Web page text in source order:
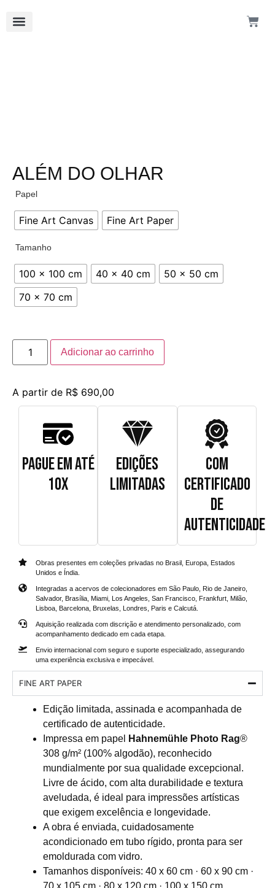
ALÉM DO OLHAR
Papel
Fine Art Canvas Fine Art Paper
Tamanho
100 x 100 cm 40 x 40 cm
50 x 50 cm
70 x 70 cm
Adicionar ao carrinho
A partir de R$ 690,00
PAGUE EM ATÉ
10X
EDIÇÕES
LIMITADAS
COM
CERTIFICADO
DE
AUTENTICIDADE
Obras presentes em coleções privadas no Brasil, Europa, Estados
Unidos e Índia.
Integradas a acervos de colecionadores em São Paulo, Rio de Janeiro,
Salvador, Brasília, Miami, Los Angeles, San Francisco, Frankfurt, Milão,
Lisboa, Barcelona, Bruxelas, Londres, Paris e Calcutá.
Aquisição realizada com discrição e atendimento personalizado, com
acompanhamento dedicado em cada etapa.
Envio internacional com seguro e suporte especializado, assegurando
uma experiência exclusiva e impecável.
FINE ART PAPER
Edição limitada, assinada e acompanhada de
certificado de autenticidade.
Impressa em papel
Hahnemühle Photo Rag®
308 g/m² (100% algodão), reconhecido
mundialmente por sua qualidade excepcional.
Livre de ácido, com alta durabilidade e textura
aveludada, é ideal para impressões artísticas
que exigem excelência e longevidade.
A obra é enviada, cuidadosamente
acondicionado em tubo rígido, pronta para ser
emoldurada com vidro.
Tamanhos disponíveis: 40 x 60 cm · 60 x 90 cm ·